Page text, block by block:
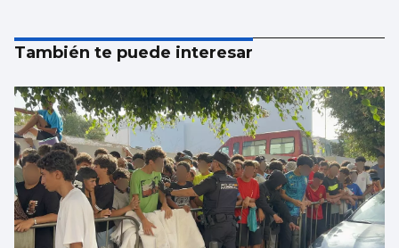
También te puede interesar